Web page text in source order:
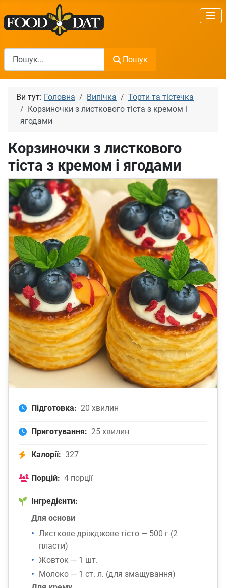
Пошук
Пошук
Ви тут: Головна Випічка
Торти та тістечка
Корзиночки з листкового тіста з кремом і
ягодами
Корзиночки з листкового
тіста з кремом і ягодами
Підготовка: 20 хвилин
Приготування: 25 хвилин
Калорії: 327
Порцій: 4 порції
Інгредієнти:
Для основи
Листкове дріжджове тісто — 500 г (2
пласти)
Жовток — 1 шт.
Молоко — 1 ст. л. (для змащування)